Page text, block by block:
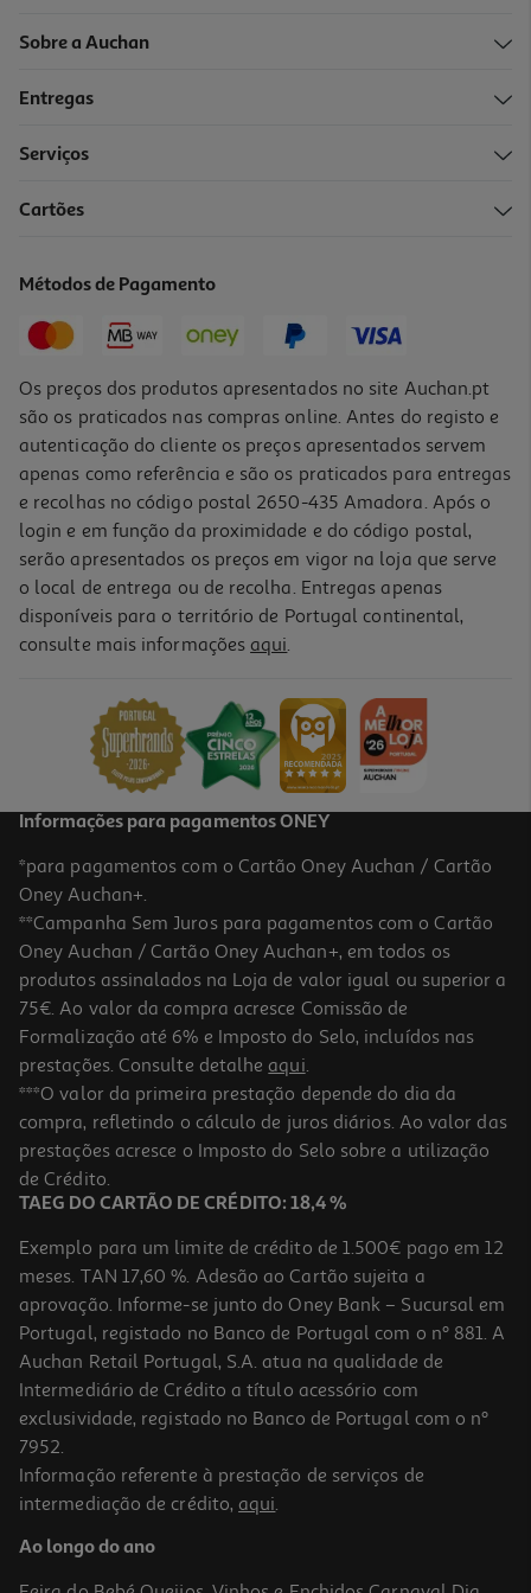
4.0
Máquina De Café Expresso Manual De'longhi Dedica Style Ec685.r
179,99 €
4.1 (68)
Máquina De Café Espresso Manual De'longhi Dedica Style Ec685.m
Metal 15 Bar
209.99 €/un
209,99 €
Máquina De Café Espresso Manual Krups Precision Xp801t10 15
Bar 1380 W
399.99 €/un
Sobre a Auchan
Entregas
Serviços
Cartões
Métodos de Pagamento
Os preços dos produtos apresentados no site Auchan.pt
são os praticados nas compras online. Antes do registo e
autenticação do cliente os preços apresentados servem
apenas como referência e são os praticados para entregas
e recolhas no código postal 2650-435 Amadora. Após o
login e em função da proximidade e do código postal,
serão apresentados os preços em vigor na loja que serve
o local de entrega ou de recolha. Entregas apenas
disponíveis para o território de Portugal continental,
consulte mais informações aqui.
Informações para pagamentos ONEY
*para pagamentos com o Cartão Oney Auchan / Cartão
Oney Auchan+.
**Campanha Sem Juros para pagamentos com o Cartão
Oney Auchan / Cartão Oney Auchan+, em todos os
produtos assinalados na Loja de valor igual ou superior a
75€. Ao valor da compra acresce Comissão de
Formalização até 6% e Imposto do Selo, incluídos nas
prestações. Consulte detalhe aqui.
***O valor da primeira prestação depende do dia da
compra, refletindo o cálculo de juros diários. Ao valor das
prestações acresce o Imposto do Selo sobre a utilização
de Crédito.
TAEG DO CARTÃO DE CRÉDITO: 18,4 %
Exemplo para um limite de crédito de 1.500€ pago em 12
meses. TAN 17,60 %. Adesão ao Cartão sujeita a
aprovação. Informe-se junto do Oney Bank – Sucursal em
Portugal, registado no Banco de Portugal com o nº 881. A
Auchan Retail Portugal, S.A. atua na qualidade de
Intermediário de Crédito a título acessório com
exclusividade, registado no Banco de Portugal com o nº
7952.
Informação referente à prestação de serviços de
intermediação de crédito, aqui.
Ao longo do ano